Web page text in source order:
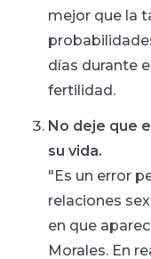
mejor que la
días durante
fertilidad.
No deje que
su vida.
"Es un error
relaciones
en que
Morales. En